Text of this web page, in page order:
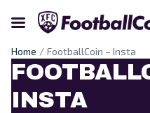
Home FootballCoin – Insta
INSTA